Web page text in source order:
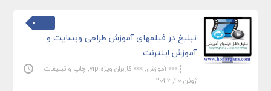
تبلیغ در فیلمهای آموزش طراحی وبسایت و
آموزش اینترنت
»»» آموزش, »»» کاربران ویژه vip , چاپ و تبلیغات
ژوئن 20, 2026